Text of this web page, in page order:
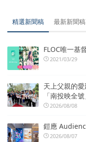
精選新聞稿 最新新聞稿
FLOC唯一基
2021/03/29
天上父親的
「南投映全
2026/08/08
鎧應
2026/08/07